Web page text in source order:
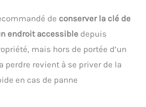
de conserver la clé de
endroit accessible depuis
mais hors de portée d’un
perdre revient à se priver de la
en cas de panne